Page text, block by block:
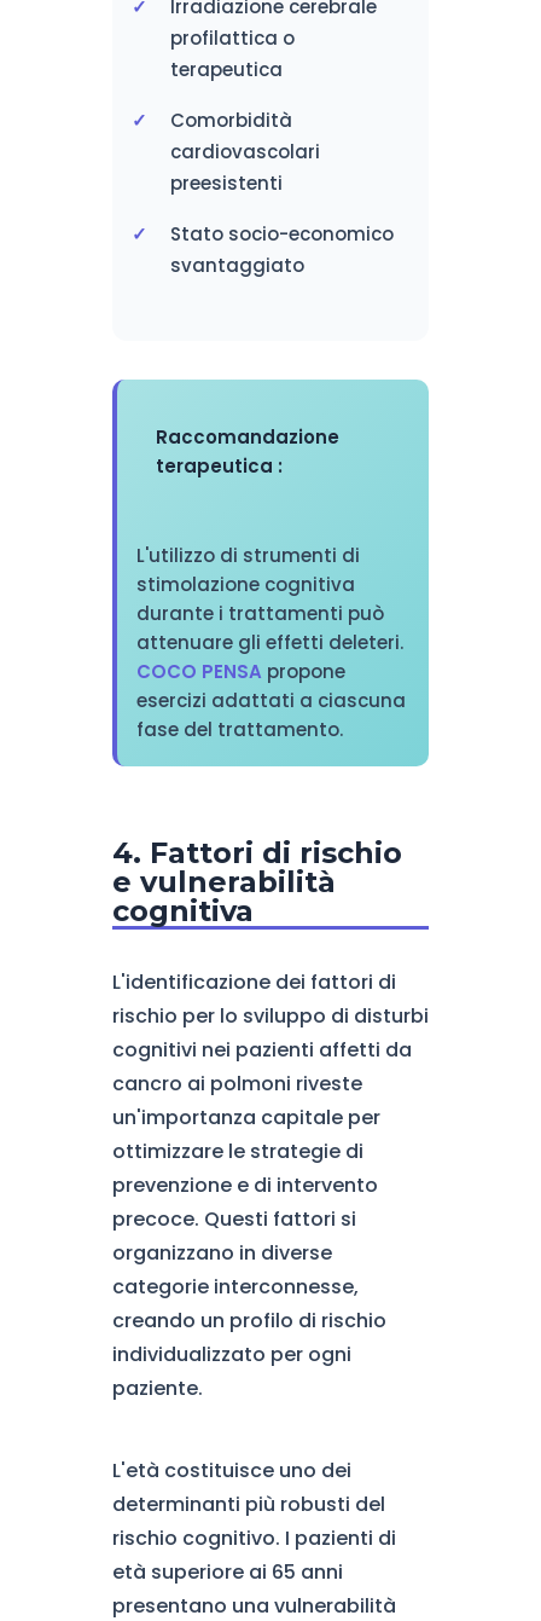
Irradiazione cerebrale
profilattica o
terapeutica
Comorbidità
cardiovascolari
preesistenti
Stato socio-economico
svantaggiato
Raccomandazione
terapeutica :
L'utilizzo di strumenti di
stimolazione cognitiva
durante i trattamenti può
attenuare gli effetti deleteri.
COCO PENSApropone
esercizi adattati a ciascuna
fase del trattamento.
4. Fattori di rischio
e vulnerabilità
cognitiva
L'identificazione dei fattori di
rischio per lo sviluppo di disturbi
cognitivi nei pazienti affetti da
cancro ai polmoni riveste
un'importanza capitale per
ottimizzare le strategie di
prevenzione e di intervento
precoce. Questi fattori si
organizzano in diverse
categorie interconnesse,
creando un profilo di rischio
individualizzato per ogni
paziente.
L'età costituisce uno dei
determinanti più robusti del
rischio cognitivo. I pazienti di
età superiore ai 65 anni
presentano una vulnerabilità